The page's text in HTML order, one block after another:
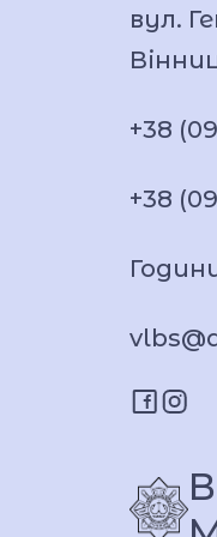
вул.
+38
+38